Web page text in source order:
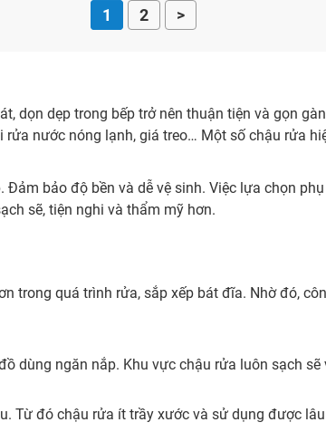
1 2 >
dọn dẹp trong bếp trở nên thuận tiện và gọn
rửa nước nóng lạnh, giá treo… Một số chậu rửa
bảo độ bền và dễ vệ sinh. Việc lựa chọn
sẽ, tiện nghi và thẩm mỹ hơn.
trong quá trình rửa, sắp xếp bát đĩa. Nhờ đó,
dùng ngăn nắp. Khu vực chậu rửa luôn sạch sẽ
Từ đó chậu rửa ít trầy xước và sử dụng được